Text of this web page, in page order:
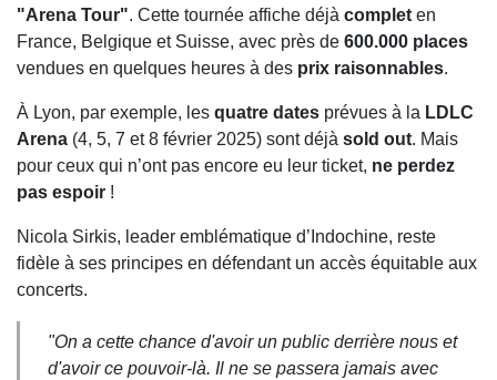
"Arena Tour". Cette tournée affiche déjà complet en
France, Belgique et Suisse, avec près de 600.000 places
vendues en quelques heures à des prix raisonnables.
À Lyon, par exemple, les quatre dates prévues à la LDLC
Arena (4, 5, 7 et 8 février 2025) sont déjà sold out. Mais
pour ceux qui n’ont pas encore eu leur ticket, ne perdez
pas espoir !
Nicola Sirkis, leader emblématique d’Indochine, reste
fidèle à ses principes en défendant un accès équitable aux
concerts.
"On a cette chance d'avoir un public derrière nous et
d'avoir ce pouvoir-là. Il ne se passera jamais avec